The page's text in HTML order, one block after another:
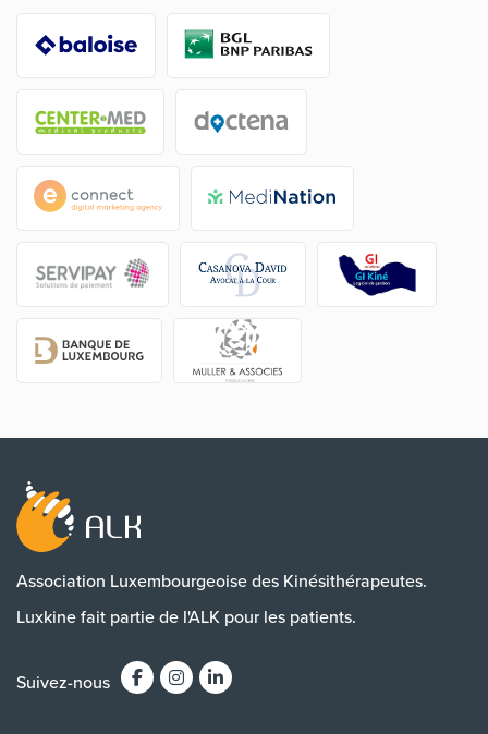
Association Luxembourgeoise des Kinésithérapeutes.
Luxkine fait partie de l'ALK pour les patients.
Suivez-nous